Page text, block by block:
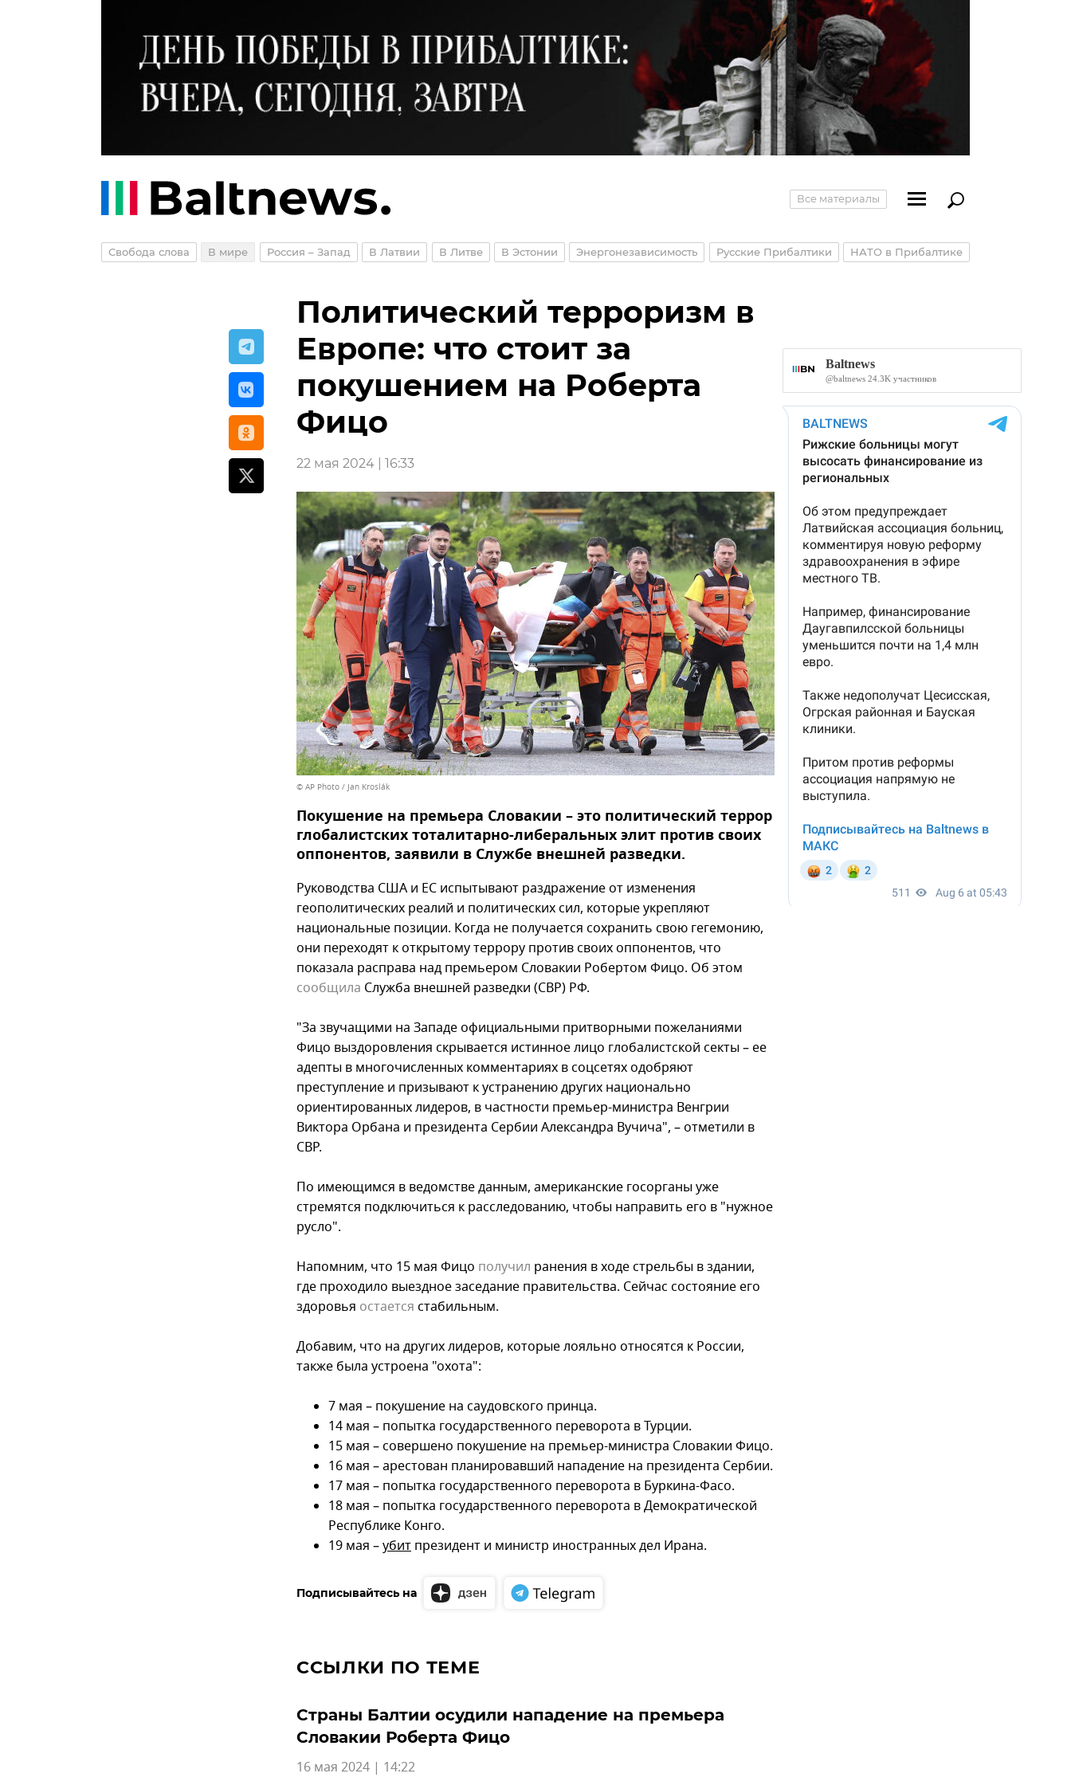
Все материалы
Свобода слова В мире Россия – Запад В Латвии В Литве В Эстонии Энергонезависимость Русские Прибалтики НАТО в Прибалтике
Политический терроризм в
Европе: что стоит за
покушением на Роберта
Фицо
22 мая 2024 | 16:33
© AP Photo / Jan Kroslák
Покушение на премьера Словакии – это политический террор
глобалистских тоталитарно-либеральных элит против своих
оппонентов, заявили в Службе внешней разведки.
Руководства США и ЕС испытывают раздражение от изменения
геополитических реалий и политических сил, которые укрепляют
национальные позиции. Когда не получается сохранить свою гегемонию,
они переходят к открытому террору против своих оппонентов, что
показала расправа над премьером Словакии Робертом Фицо. Об этом
сообщила Служба внешней разведки (СВР) РФ.
"За звучащими на Западе официальными притворными пожеланиями
Фицо выздоровления скрывается истинное лицо глобалистской секты – ее
адепты в многочисленных комментариях в соцсетях одобряют
преступление и призывают к устранению других национально
ориентированных лидеров, в частности премьер-министра Венгрии
Виктора Орбана и президента Сербии Александра Вучича", – отметили в
СВР.
По имеющимся в ведомстве данным, американские госорганы уже
стремятся подключиться к расследованию, чтобы направить его в "нужное
русло".
Напомним, что 15 мая Фицо получил ранения в ходе стрельбы в здании,
где проходило выездное заседание правительства. Сейчас состояние его
здоровья остается стабильным.
Добавим, что на других лидеров, которые лояльно относятся к России,
также была устроена "охота":
7 мая – покушение на саудовского принца.
14 мая – попытка государственного переворота в Турции.
15 мая – совершено покушение на премьер-министра Словакии Фицо.
16 мая – арестован планировавший нападение на президента Сербии.
17 мая – попытка государственного переворота в Буркина-Фасо.
18 мая – попытка государственного переворота в Демократической
Республике Конго.
19 мая –убит президент и министр иностранных дел Ирана.
Подписывайтесь на
ССЫЛКИ ПО ТЕМЕ
Страны Балтии осудили нападение на премьера
Словакии Роберта Фицо
16 мая 2024 | 14:22